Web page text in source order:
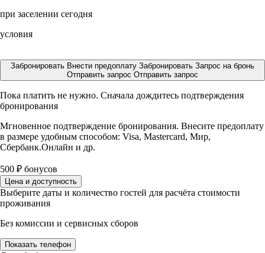
при заселении сегодня
условия
Забронировать Внести предоплату Забронировать Запрос на бронь
Отправить запрос Отправить запрос
Пока платить не нужно. Сначала дождитесь подтверждения
бронирования
Мгновенное подтверждение бронирования. Внесите предоплату
в размере удобным способом: Visa, Mastercard, Мир,
Сбербанк.Онлайн и др.
500 ₽ бонусов
Цена и доступность
Выберите даты и количество гостей для расчёта стоимости
проживания
Без комиссии и сервисных сборов
Показать телефон